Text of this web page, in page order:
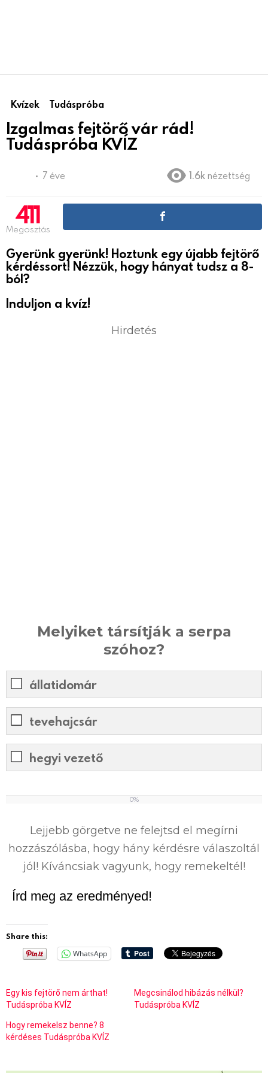
Kvízek Tudáspróba
Izgalmas fejtörő vár rád!
Tudáspróba KVÍZ
7 éve 1.6k nézettség
411
Megosztás
Gyerünk gyerünk! Hoztunk egy újabb fejtörő
kérdéssort! Nézzük, hogy hányat tudsz a 8-
ból?
Induljon a kvíz!
Hirdetés
Melyiket társítják a serpa
szóhoz?
állatidomár
tevehajcsár
hegyi vezető
0%
Lejjebb görgetve ne felejtsd el megírni
hozzászólásba, hogy hány kérdésre válaszoltál
jól! Kíváncsiak vagyunk, hogy remekeltél!
Írd meg az eredményed!
Share this:
WhatsApp
Egy kis fejtörő nem árthat!
Tudáspróba KVÍZ
Megcsinálod hibázás nélkül?
Tudáspróba KVÍZ
Hogy remekelsz benne? 8
kérdéses Tudáspróba KVÍZ